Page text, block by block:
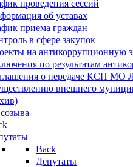
проведения сессий
об уставах
приема граждан
в сфере закупок
на антикоррупционную
по результатам
о передаче КСП МО
внешнего
Back
Депутаты